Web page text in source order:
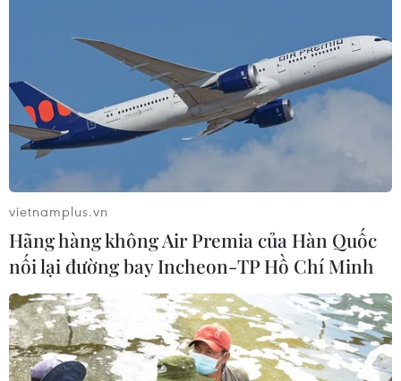
Nam khẳng định vị thế nhà vô địch
03/08/2026 15:39
ASEAN Cup 2026: Tuyển Việt Nam
bước vào thử thách lớn nhất
Xem trực tiếp Indonesia-Việt Nam tại
ASEAN Cup 2026 trên kênh nào?
03/08/2026 09:21
vietnamplus.vn
Hãng hàng không Air Premia của Hàn Quốc
nối lại đường bay Incheon-TP Hồ Chí Minh